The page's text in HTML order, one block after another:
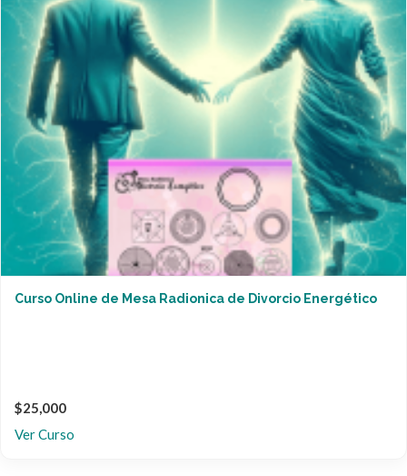
Curso Online de Mesa Radionica de Divorcio Energético
$25,000
Ver Curso